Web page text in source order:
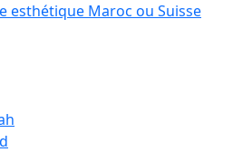
esthétique Maroc ou Suisse